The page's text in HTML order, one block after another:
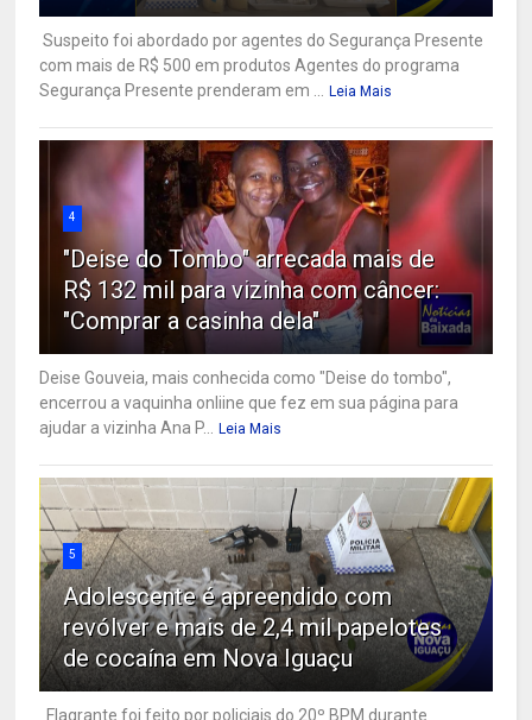
Suspeito foi abordado por agentes do Segurança Presente
com mais de R$ 500 em produtos Agentes do programa
Segurança Presente prenderam em ...
Leia Mais
4
"Deise do Tombo" arrecada mais de
R$ 132 mil para vizinha com câncer:
"Comprar a casinha dela"
Deise Gouveia, mais conhecida como "Deise do tombo",
encerrou a vaquinha onliine que fez em sua página para
ajudar a vizinha Ana P...
Leia Mais
5
Adolescente é apreendido com
revólver e mais de 2,4 mil papelotes
de cocaína em Nova Iguaçu
Flagrante foi feito por policiais do 20º BPM durante